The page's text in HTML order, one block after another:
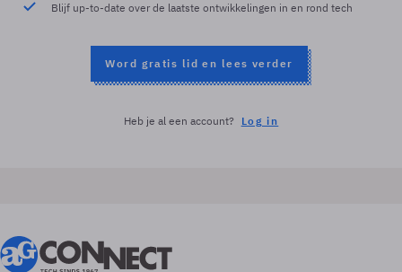
Blijf up-to-date over de laatste ontwikkelingen in en rond tech
Word gratis lid en lees verder
Heb je al een account? Log in